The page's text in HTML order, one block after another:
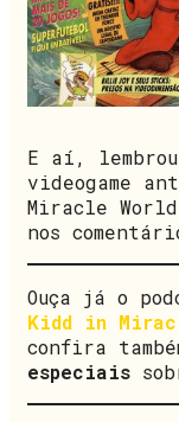
E aí,
videogame
Miracle
nos
Ouça já o
Kidd in
confira
especiais